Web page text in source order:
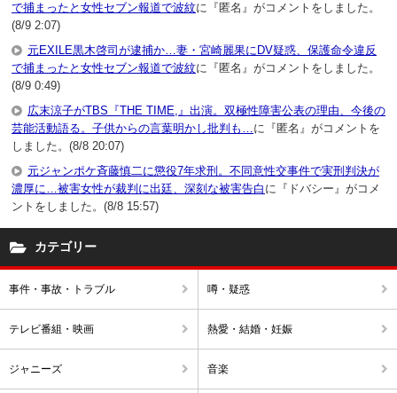
で捕まったと女性セブン報道で波紋に『匿名』がコメントをしました。
(8/9 2:07)
元EXILE黒木啓司が逮捕か…妻・宮崎麗果にDV疑惑、保護命令違反
で捕まったと女性セブン報道で波紋に『匿名』がコメントをしました。
(8/9 0:49)
広末涼子がTBS『THE TIME,』出演。双極性障害公表の理由、今後の
芸能活動語る。子供からの言葉明かし批判も…に『匿名』がコメントを
しました。(8/8 20:07)
元ジャンポケ斉藤慎二に懲役7年求刑。不同意性交事件で実刑判決が
濃厚に…被害女性が裁判に出廷、深刻な被害告白 に『ドバシー』がコメ
ントをしました。(8/8 15:57)
カテゴリー
事件・事故・トラブル 噂・疑惑
テレビ番組・映画 熱愛・結婚・妊娠
ジャニーズ 音楽